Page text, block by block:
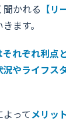
かれる 【
ます。
それぞれ利点
やライフス
ってメリッ